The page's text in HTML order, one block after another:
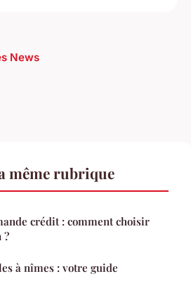
News
même rubrique
crédit : comment choisir
?
à nîmes : votre guide